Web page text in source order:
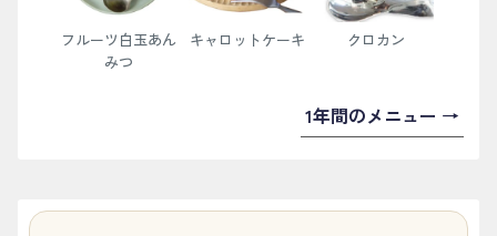
フルーツ白玉あん
みつ
キャロットケーキ クロカン
1年間のメニュー →